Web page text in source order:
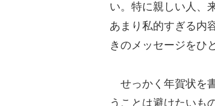
い。特に親しい人、
あまり私的すぎる内
きのメッセージをひ
せっかく年賀状を
うことは避けたいも